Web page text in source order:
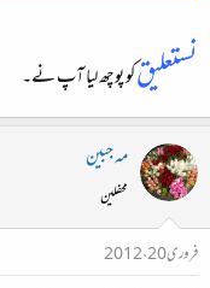
نستعلیقکو پوچھ لیا آپ نے۔
مہ جبین
محفلین
فروری 20، 2012